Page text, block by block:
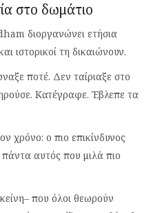
στο δωμάτιο
διοργανώνει ετήσια
ιστορικοί τη δικαιώνουν.
ποτέ. Δεν ταίριαξε στο
Κατέγραφε. Έβλεπε τα
χρόνο: ο πιο επικίνδυνος
αυτός που μιλά πιο
που όλοι θεωρούν